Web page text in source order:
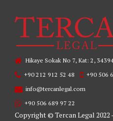
Hikaye Sokak No 7, Kat: 2,
+90 212 912 52 48
+90 506
info@tercanlegal.com
+90 506 689 97 22
Copyright © Tercan Legal 2022